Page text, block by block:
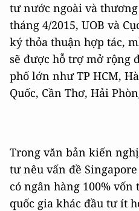
tư nước ngoài và
tháng 4/2015, UOB và
ký thỏa thuận hợp tác,
sẽ được hỗ trợ mở rộng
phố lớn như TP HCM,
Quốc, Cần Thơ, Hải
Trong văn bản kiến
tư nêu vấn đề
có ngân hàng 100%
quốc gia khác đầu tư ít